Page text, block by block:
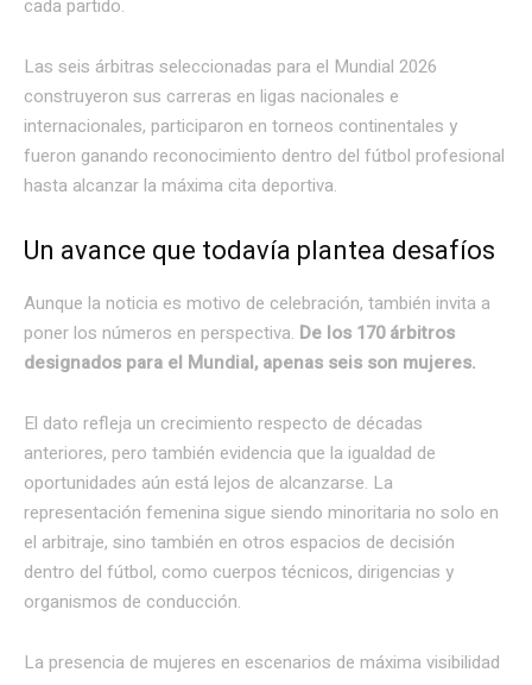
cada partido.
Las seis árbitras seleccionadas para el Mundial 2026
construyeron sus carreras en ligas nacionales e
internacionales, participaron en torneos continentales y
fueron ganando reconocimiento dentro del fútbol profesional
hasta alcanzar la máxima cita deportiva.
Un avance que todavía plantea desafíos
Aunque la noticia es motivo de celebración, también invita a
poner los números en perspectiva. De los 170 árbitros
designados para el Mundial, apenas seis son mujeres.
El dato refleja un crecimiento respecto de décadas
anteriores, pero también evidencia que la igualdad de
oportunidades aún está lejos de alcanzarse. La
representación femenina sigue siendo minoritaria no solo en
el arbitraje, sino también en otros espacios de decisión
dentro del fútbol, como cuerpos técnicos, dirigencias y
organismos de conducción.
La presencia de mujeres en escenarios de máxima visibilidad